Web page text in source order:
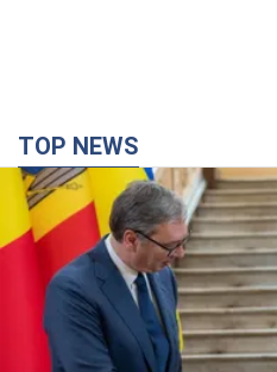
TOP NEWS